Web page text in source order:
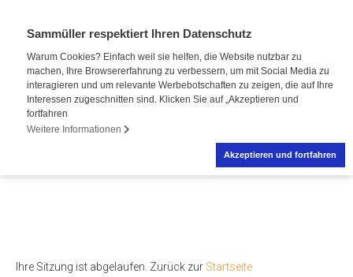
Sammüller respektiert Ihren Datenschutz
Warum Cookies? Einfach weil sie helfen, die Website nutzbar zu
machen, Ihre Browsererfahrung zu verbessern, um mit Social Media zu
interagieren und um relevante Werbebotschaften zu zeigen, die auf Ihre
Interessen zugeschnitten sind. Klicken Sie auf „Akzeptieren und
fortfahren
Weitere Informationen
Akzeptieren und fortfahren
Ihre Sitzung ist abgelaufen. Zurück zur Startseite